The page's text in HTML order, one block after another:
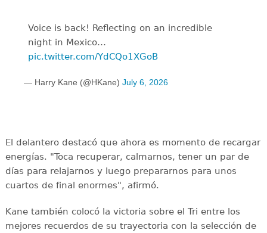
Voice is back! Reflecting on an incredible
night in Mexico…
pic.twitter.com/YdCQo1XGoB
— Harry Kane (@HKane) July 6, 2026
El delantero destacó que ahora es momento de recargar
energías. "Toca recuperar, calmarnos, tener un par de
días para relajarnos y luego prepararnos para unos
cuartos de final enormes", afirmó.
Kane también colocó la victoria sobre el Tri entre los
mejores recuerdos de su trayectoria con la selección de